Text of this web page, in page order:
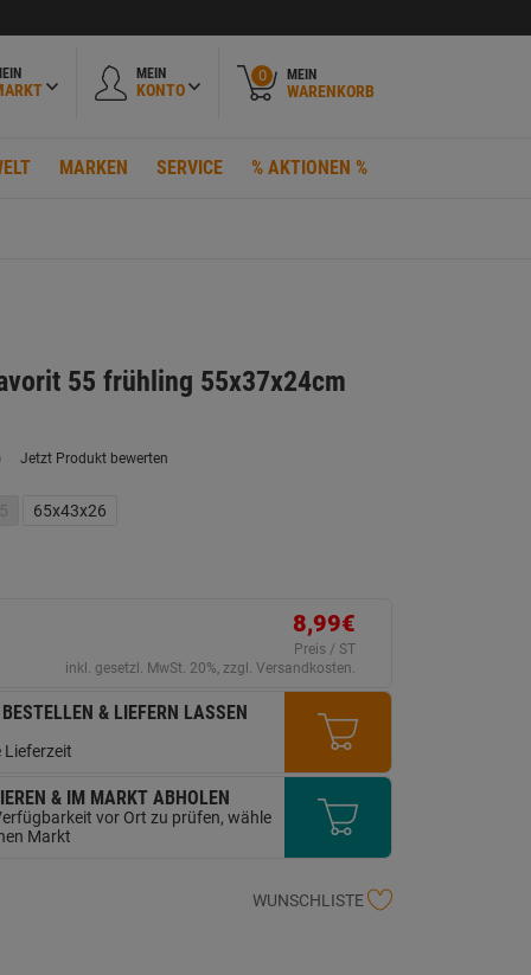
MEIN
KONTO
0 MEIN
WARENKORB
MARKEN SERVICE % AKTIONEN %
55 frühling 55x37x24cm
Jetzt Produkt bewerten
65x43x26
8,99€
Preis / ST
inkl. gesetzl. MwSt. 20%, zzgl. Versandkosten.
& LIEFERN LASSEN
Lieferzeit
& IM MARKT ABHOLEN
vor Ort zu prüfen, wähle
Markt
WUNSCHLISTE